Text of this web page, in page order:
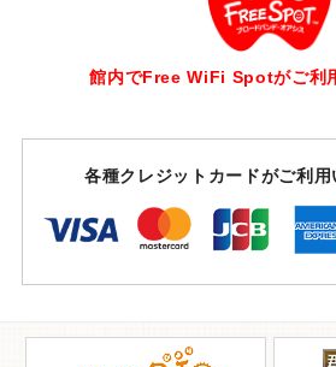
館内でFree WiFi Spotがご利
各種クレジットカードがご利用